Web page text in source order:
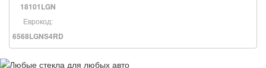
18101LGN
Еврокод:
6568LGNS4RD